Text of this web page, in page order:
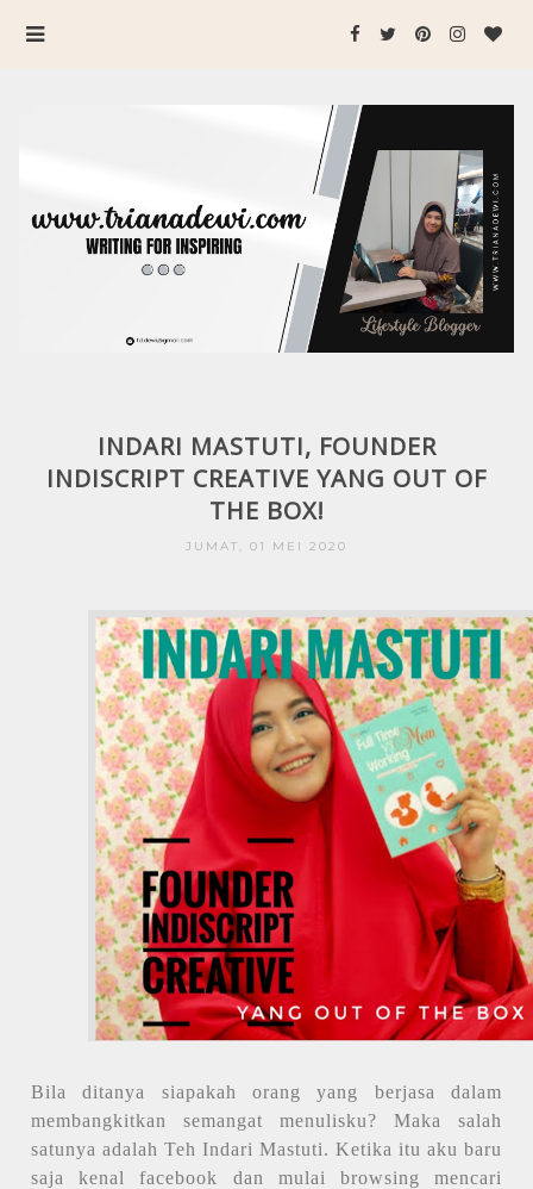
INDARI MASTUTI, FOUNDER
INDISCRIPT CREATIVE YANG OUT OF
THE BOX!
JUMAT, 01 MEI 2020
Bila ditanya siapakah orang yang berjasa dalam
membangkitkan semangat menulisku? Maka salah
satunya adalah Teh Indari Mastuti. Ketika itu aku baru
saja kenal facebook dan mulai browsing mencari